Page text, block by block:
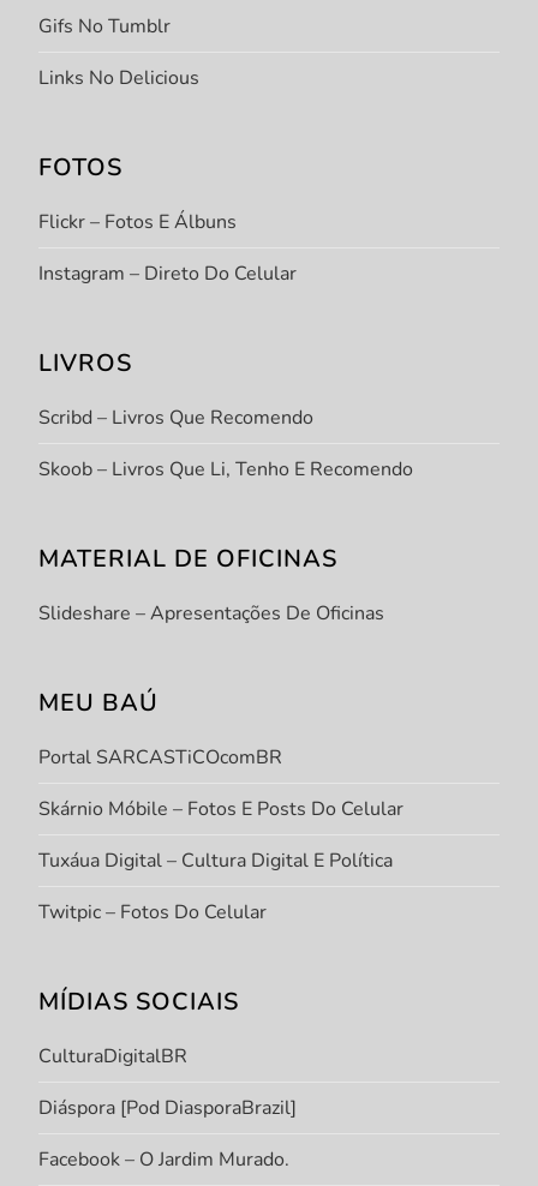
Gifs No Tumblr
Links No Delicious
FOTOS
Flickr – Fotos E Álbuns
Instagram – Direto Do Celular
LIVROS
Scribd – Livros Que Recomendo
Skoob – Livros Que Li, Tenho E Recomendo
MATERIAL DE OFICINAS
Slideshare – Apresentações De Oficinas
MEU BAÚ
Portal SARCASTiCOcomBR
Skárnio Móbile – Fotos E Posts Do Celular
Tuxáua Digital – Cultura Digital E Política
Twitpic – Fotos Do Celular
MÍDIAS SOCIAIS
CulturaDigitalBR
Diáspora [Pod DiasporaBrazil]
Facebook – O Jardim Murado.